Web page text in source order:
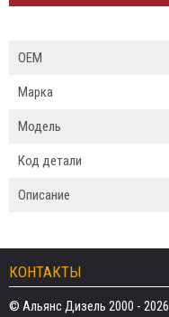
ОЕМ
Марка
Модель
Код детали
Описание
КОНТАКТЫ
© Альянс Дизель 2000 - 2026